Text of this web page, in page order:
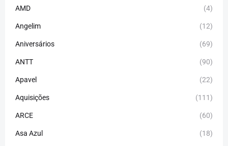
AMD (4)
Angelim (12)
Aniversários (69)
ANTT (90)
Apavel (22)
Aquisições (111)
ARCE (60)
Asa Azul (18)